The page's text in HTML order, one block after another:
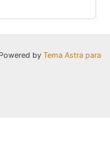
by Tema Astra para